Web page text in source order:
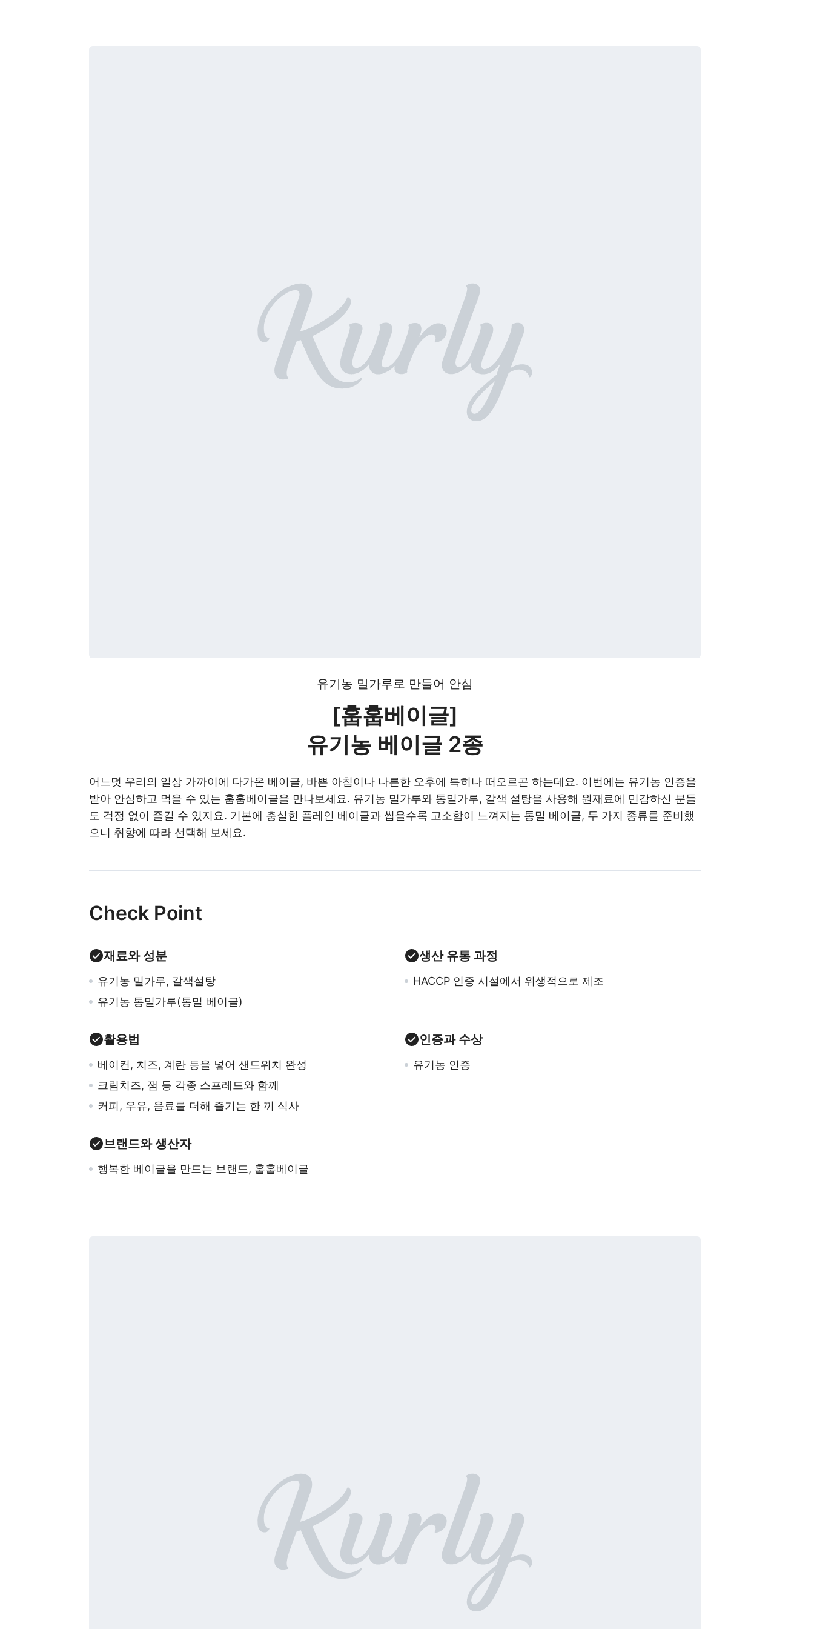
유기농 밀가루로 만들어 안심
[훕훕베이글]
유기농 베이글 2종
어느덧 우리의 일상 가까이에 다가온 베이글, 바쁜 아침이나 나른한 오후에 특히나 떠오르곤 하는데요. 이번에는 유기농 인증을
받아 안심하고 먹을 수 있는 훕훕베이글을 만나보세요. 유기농 밀가루와 통밀가루, 갈색 설탕을 사용해 원재료에 민감하신 분들
도 걱정 없이 즐길 수 있지요. 기본에 충실힌 플레인 베이글과 씹을수록 고소함이 느껴지는 통밀 베이글, 두 가지 종류를 준비했
으니 취향에 따라 선택해 보세요.
Check Point
재료와 성분
유기농 밀가루, 갈색설탕
유기농 통밀가루(통밀 베이글)
생산 유통 과정
HACCP 인증 시설에서 위생적으로 제조
활용법
베이컨, 치즈, 계란 등을 넣어 샌드위치 완성
크림치즈, 잼 등 각종 스프레드와 함께
커피, 우유, 음료를 더해 즐기는 한 끼 식사
인증과 수상
유기농 인증
브랜드와 생산자
행복한 베이글을 만드는 브랜드, 훕훕베이글